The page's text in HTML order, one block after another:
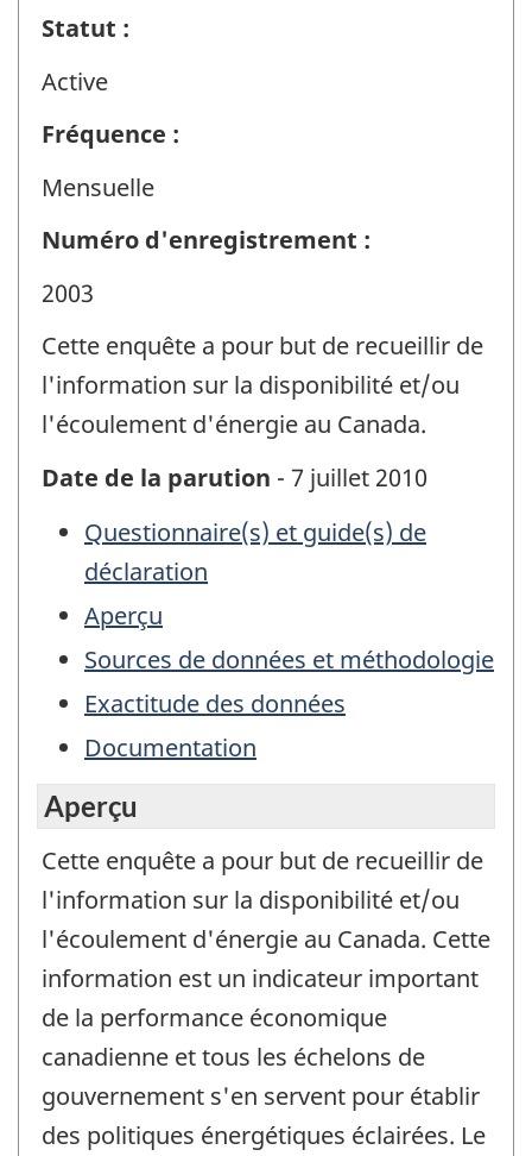
Statut :
Active
Fréquence :
Mensuelle
Numéro d'enregistrement :
2003
Cette enquête a pour but de recueillir de
l'information sur la disponibilité et/ou
l'écoulement d'énergie au Canada.
Date de la parution - 7 juillet 2010
Questionnaire(s) et guide(s) de
déclaration
Aperçu
Sources de données et méthodologie
Exactitude des données
Documentation
Aperçu
Cette enquête a pour but de recueillir de
l'information sur la disponibilité et/ou
l'écoulement d'énergie au Canada. Cette
information est un indicateur important
de la performance économique
canadienne et tous les échelons de
gouvernement s'en servent pour établir
des politiques énergétiques éclairées. Le